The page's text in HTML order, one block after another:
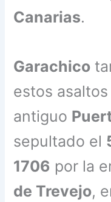
Canarias.
Garachico
estos
antiguo
sepultado el
1706 por la
de Trevejo,